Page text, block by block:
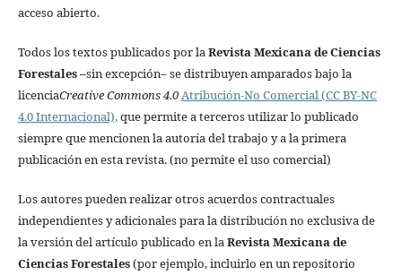
acceso abierto.
Todos los textos publicados por laRevista Mexicana de Ciencias
Forestales–sin excepción– se distribuyen amparados bajo la
licenciaCreative Commons 4.0Atribución-No Comercial (CC BY-NC
4.0 Internacional),que permite a terceros utilizar lo publicado
siempre que mencionen la autoría del trabajo y a la primera
publicación en esta revista. (no permite el uso comercial)
Los autores pueden realizar otros acuerdos contractuales
independientes y adicionales para la distribución no exclusiva de
la versión del artículo publicado en laRevista Mexicana de
Ciencias Forestales(por ejemplo, incluirlo en un repositorio